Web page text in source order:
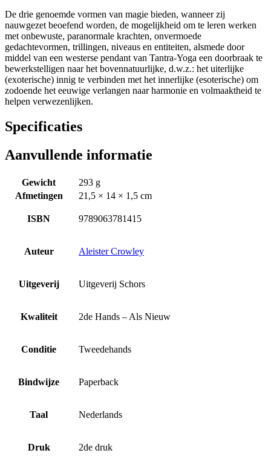
De drie genoemde vormen van magie bieden, wanneer zij
nauwgezet beoefend worden, de mogelijkheid om te leren werken
met onbewuste, paranormale krachten, onvermoede
gedachtevormen, trillingen, niveaus en entiteiten, alsmede door
middel van een westerse pendant van Tantra-Yoga een doorbraak te
bewerkstelligen naar het bovennatuurlijke, d.w.z.: het uiterlijke
(exoterische) innig te verbinden met het innerlijke (esoterische) om
zodoende het eeuwige verlangen naar harmonie en volmaaktheid te
helpen verwezenlijken.
Specificaties
Aanvullende informatie
Gewicht
293 g
Afmetingen
21,5 × 14 × 1,5 cm
ISBN 9789063781415
Auteur Aleister Crowley
Uitgeverij Uitgeverij Schors
Kwaliteit 2de Hands – Als Nieuw
Conditie Tweedehands
Bindwijze Paperback
Taal Nederlands
Druk 2de druk